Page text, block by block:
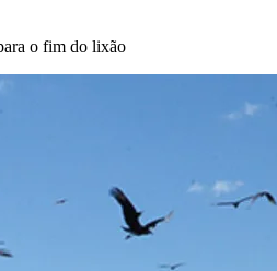
o fim do lixão